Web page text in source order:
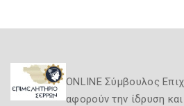
ONLINE Σύμβουλος
αφορούν την ίδρυση και